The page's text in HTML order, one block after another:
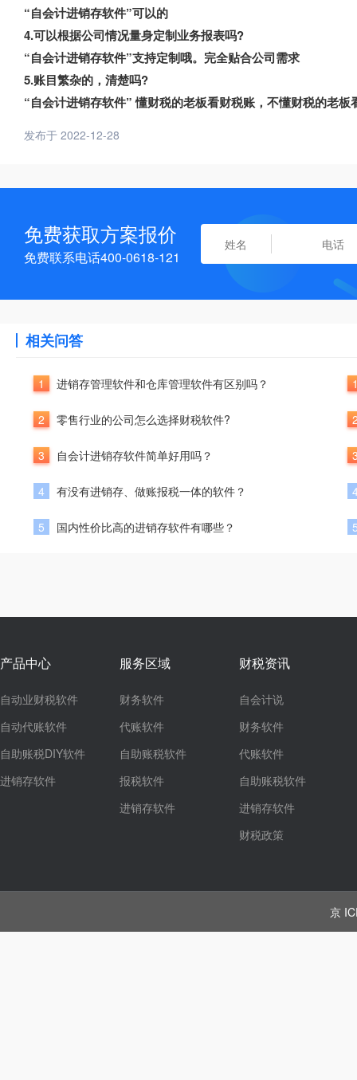
“自会计进销存软件”可以的
4.可以根据公司情况量身定制业务报表吗?
“自会计进销存软件”支持定制哦。完全贴合公司需求
5.账目繁杂的，清楚吗?
“自会计进销存软件” 懂财税的老板看财税账，不懂财税的老
发布于 2022-12-28
免费获取方案报价
免费联系电话400-0618-121
相关问答
1 进销存管理软件和仓库管理软件有区别吗？
2 零售行业的公司怎么选择财税软件?
3 自会计进销存软件简单好用吗？
4 有没有进销存、做账报税一体的软件？
5 国内性价比高的进销存软件有哪些？
产品中心
自动业财税软件
自动代账软件
自助账税DIY软件
进销存软件
服务区域
财务软件
代账软件
自助账税软件
报税软件
进销存软件
财税资讯
自会计说
财务软件
代账软件
自助账税软件
进销存软件
财税政策
京